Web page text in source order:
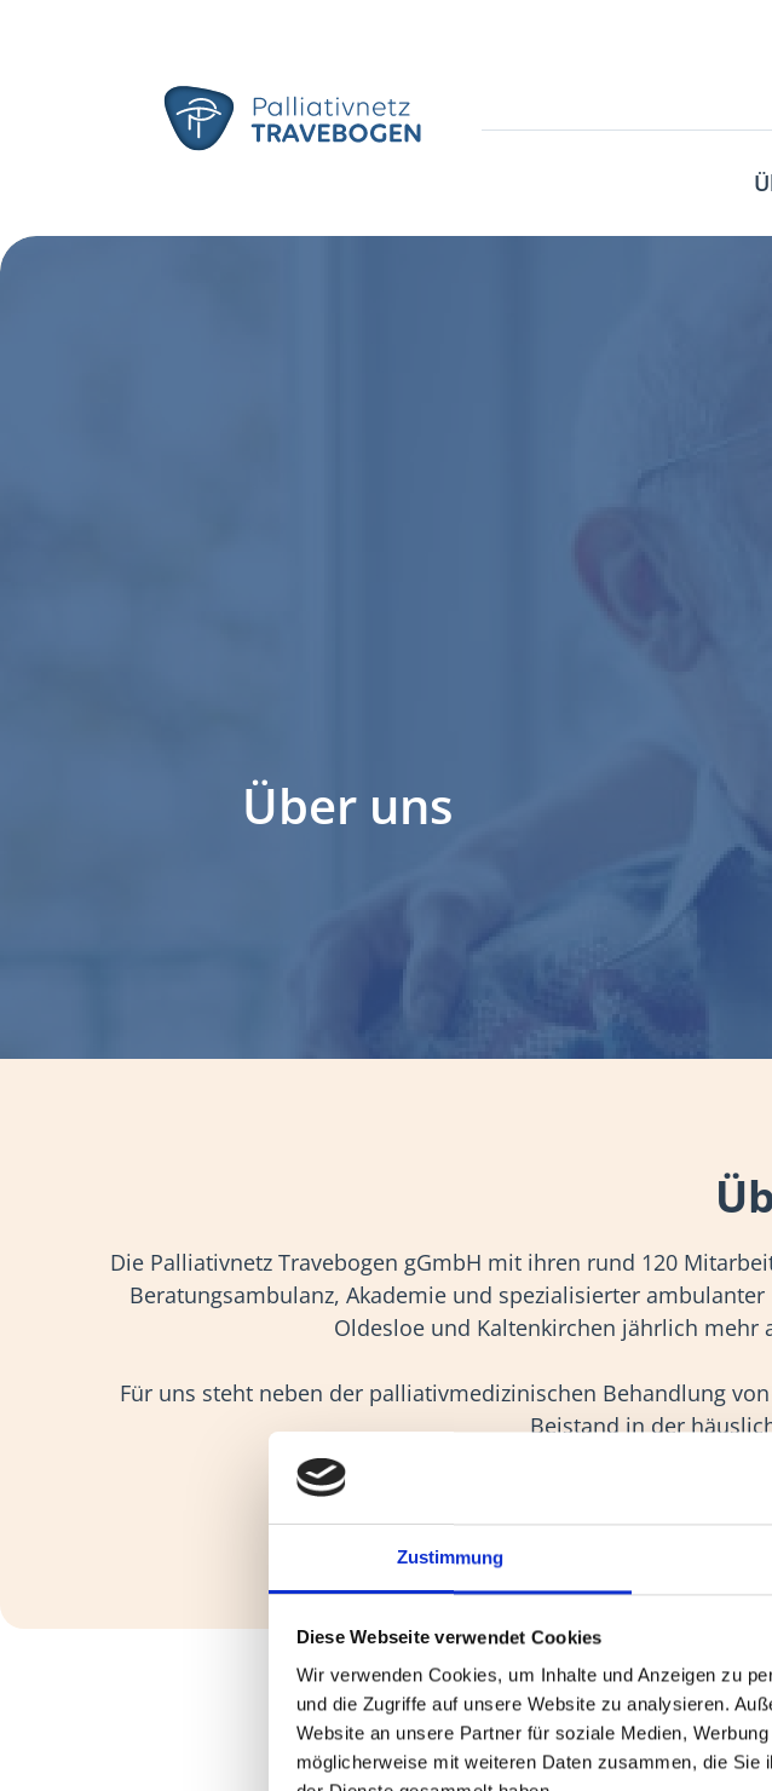
Zustimmung
Diese Webseite verwendet Cookies
Wir verwenden Cookies, um Inhalte und Anzeigen zu
und die Zugriffe auf unsere Website zu analysieren.
Website an unsere Partner für soziale Medien,
möglicherweise mit weiteren Daten zusammen, die
Über uns
Die Palliativnetz Travebogen gGmbH mit ihren rund 120
Beratungsambulanz, Akademie und spezialisierter
Oldesloe und Kaltenkirchen jährlich mehr
Für uns steht neben der palliativmedizinischen Behandlung
Beistand in der
Zu unseren Grundsätzen gehören